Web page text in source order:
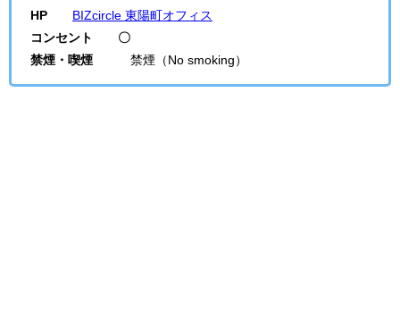
HP
BIZcircle 東陽町オフィス
コンセント 〇
禁煙・喫煙 禁煙（No smoking）